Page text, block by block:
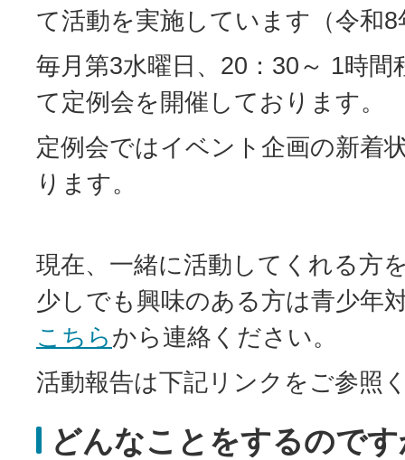
て活動を実施しています（令和
毎月第3水曜日、20：30～ 1時
て定例会を開催しております。
定例会ではイベント企画の新着
ります。
現在、一緒に活動してくれる方
少しでも興味のある方は青少年
こちらから連絡ください。
活動報告は下記リンクをご参照
どんなことをするので